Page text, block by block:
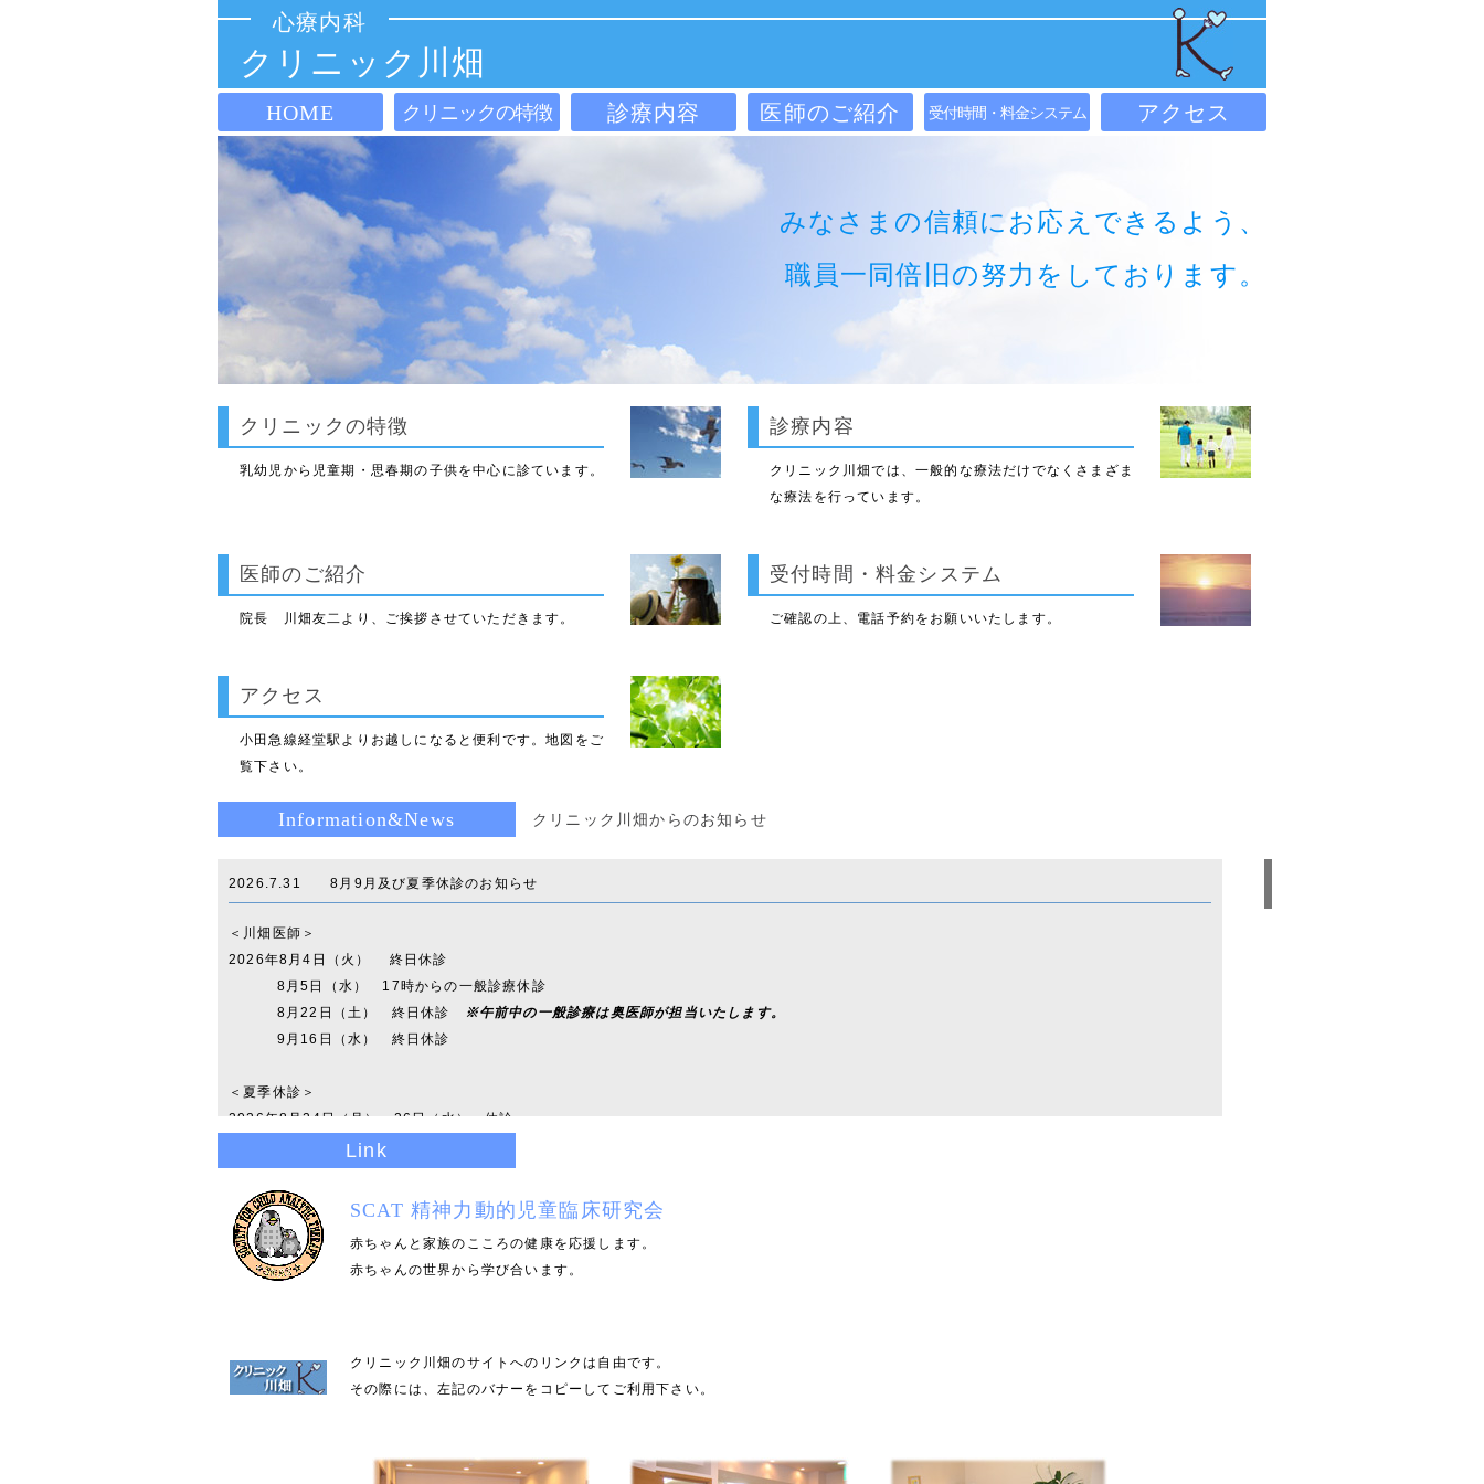
心療内科
クリニック川畑
HOME クリニックの特徴 診療内容 医師のご紹介 受付時間・料金システム アクセス
みなさまの信頼にお応えできるよう、
職員一同倍旧の努力をしております。
クリニックの特徴
乳幼児から児童期・思春期の子供を中心に診ています。
診療内容
クリニック川畑では、一般的な療法だけでなくさまざま
な療法を行っています。
医師のご紹介
院長 川畑友二より、ご挨拶させていただきます。
受付時間・料金システム
ご確認の上、電話予約をお願いいたします。
アクセス
小田急線経堂駅よりお越しになると便利です。地図をご
覧下さい。
Information&News クリニック川畑からのお知らせ
2026.7.31 8月9月及び夏季休診のお知らせ
＜川畑医師＞
2026年8月4日（火） 終日休診
8月5日（水） 17時からの一般診療休診
8月22日（土） 終日休診
※午前中の一般診療は奥医師が担当いたします。
9月16日（水） 終日休診
＜夏季休診＞
2026年8月24日（月）～26日（水） 休診
ご迷惑をおかけしますがよろしくお願いいたします。
2026.7.1 7月8月及び夏季休診のお知らせ
＜川畑医師＞
7月30日（木） 終日休診
Link
SCAT 精神力動的児童臨床研究会
赤ちゃんと家族のこころの健康を応援します。
赤ちゃんの世界から学び合います。
クリニック川畑のサイトへのリンクは自由です。
その際には、左記のバナーをコピーしてご利用下さい。